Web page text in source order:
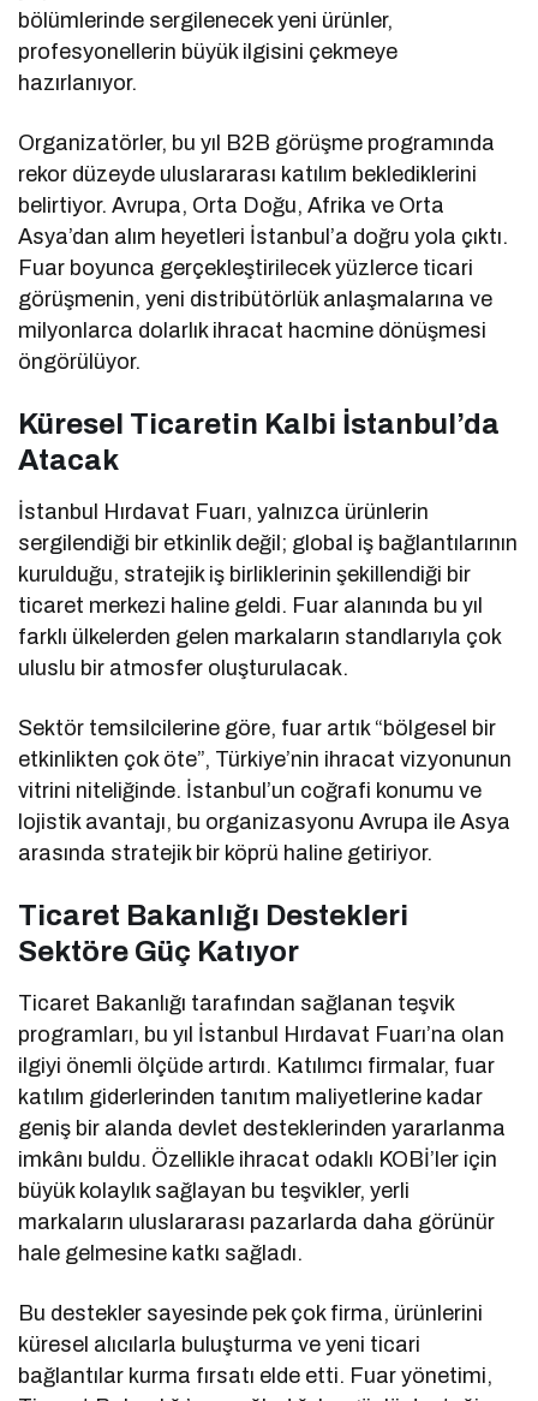
bölümlerinde sergilenecek yeni ürünler,
profesyonellerin büyük ilgisini çekmeye
hazırlanıyor.
Organizatörler, bu yıl B2B görüşme programında
rekor düzeyde uluslararası katılım beklediklerini
belirtiyor. Avrupa, Orta Doğu, Afrika ve Orta
Asya’dan alım heyetleri İstanbul’a doğru yola çıktı.
Fuar boyunca gerçekleştirilecek yüzlerce ticari
görüşmenin, yeni distribütörlük anlaşmalarına ve
milyonlarca dolarlık ihracat hacmine dönüşmesi
öngörülüyor.
Küresel Ticaretin Kalbi İstanbul’da
Atacak
İstanbul Hırdavat Fuarı, yalnızca ürünlerin
sergilendiği bir etkinlik değil; global iş bağlantılarının
kurulduğu, stratejik iş birliklerinin şekillendiği bir
ticaret merkezi haline geldi. Fuar alanında bu yıl
farklı ülkelerden gelen markaların standlarıyla çok
uluslu bir atmosfer oluşturulacak.
Sektör temsilcilerine göre, fuar artık “bölgesel bir
etkinlikten çok öte”, Türkiye’nin ihracat vizyonunun
vitrini niteliğinde. İstanbul’un coğrafi konumu ve
lojistik avantajı, bu organizasyonu Avrupa ile Asya
arasında stratejik bir köprü haline getiriyor.
Ticaret Bakanlığı Destekleri
Sektöre Güç Katıyor
Ticaret Bakanlığı tarafından sağlanan teşvik
programları, bu yıl İstanbul Hırdavat Fuarı’na olan
ilgiyi önemli ölçüde artırdı. Katılımcı firmalar, fuar
katılım giderlerinden tanıtım maliyetlerine kadar
geniş bir alanda devlet desteklerinden yararlanma
imkânı buldu. Özellikle ihracat odaklı KOBİ’ler için
büyük kolaylık sağlayan bu teşvikler, yerli
markaların uluslararası pazarlarda daha görünür
hale gelmesine katkı sağladı.
Bu destekler sayesinde pek çok firma, ürünlerini
küresel alıcılarla buluşturma ve yeni ticari
bağlantılar kurma fırsatı elde etti. Fuar yönetimi,